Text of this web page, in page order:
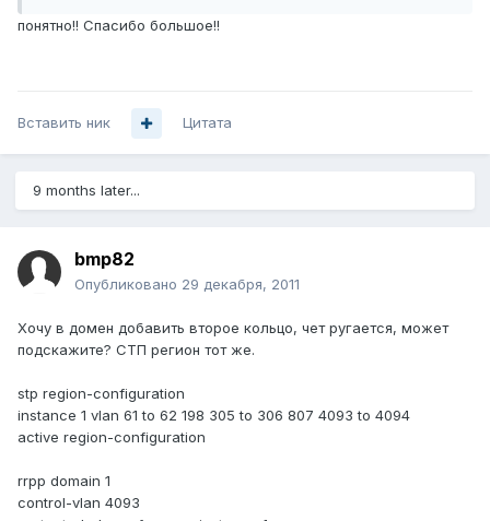
понятно!! Спасибо большое!!
Вставить ник Цитата
9 months later...
bmp82
Опубликовано 29 декабря, 2011
Хочу в домен добавить второе кольцо, чет ругается, может
подскажите? СТП регион тот же.
stp region-configuration
instance 1 vlan 61 to 62 198 305 to 306 807 4093 to 4094
active region-configuration
rrpp domain 1
control-vlan 4093